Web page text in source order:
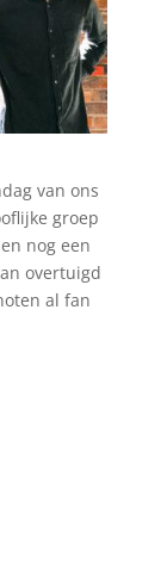
van ons
groep
nog een
overtuigd
al fan